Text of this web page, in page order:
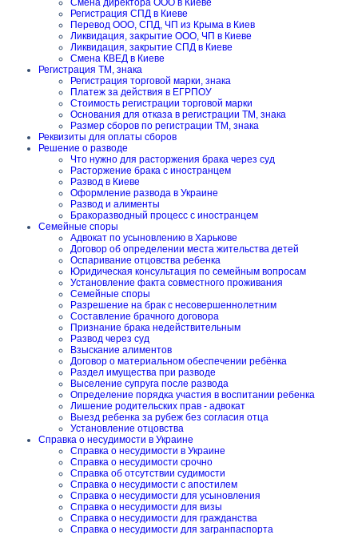
Смена директора ООО в Киеве
Регистрация СПД в Киеве
Перевод ООО, СПД, ЧП из Крыма в Киев
Ликвидация, закрытие ООО, ЧП в Киеве
Ликвидация, закрытие СПД в Киеве
Смена КВЕД в Киеве
Регистрация ТМ, знака
Регистрация торговой марки, знака
Платеж за действия в ЕГРПОУ
Стоимость регистрации торговой марки
Основания для отказа в регистрации ТМ, знака
Размер сборов по регистрации ТМ, знака
Реквизиты для оплаты сборов
Решение о разводе
Что нужно для расторжения брака через суд
Расторжение брака с иностранцем
Развод в Киеве
Оформление развода в Украине
Развод и алименты
Бракоразводный процесс с иностранцем
Семейные споры
Адвокат по усыновлению в Харькове
Договор об определении места жительства детей
Оспаривание отцовства ребенка
Юридическая консультация по семейным вопросам
Установление факта совместного проживания
Семейные споры
Разрешение на брак с несовершеннолетним
Составление брачного договора
Признание брака недействительным
Развод через суд
Взыскание алиментов
Договор о материальном обеспечении ребёнка
Раздел имущества при разводе
Выселение супруга после развода
Определение порядка участия в воспитании ребенка
Лишение родительских прав - адвокат
Выезд ребенка за рубеж без согласия отца
Установление отцовства
Справка о несудимости в Украине
Справка о несудимости в Украине
Справка о несудимости срочно
Справка об отсутствии судимости
Справка о несудимости с апостилем
Справка о несудимости для усыновления
Справка о несудимости для визы
Справка о несудимости для гражданства
Справка о несудимости для загранпаспорта